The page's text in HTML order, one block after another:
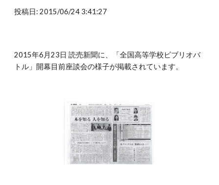
投稿日: 2015/06/24 3:41:27
2015年6月23日 読売新聞に、「全国高等学校ビブリオバ
トル」開幕目前座談会の様子が掲載されています。